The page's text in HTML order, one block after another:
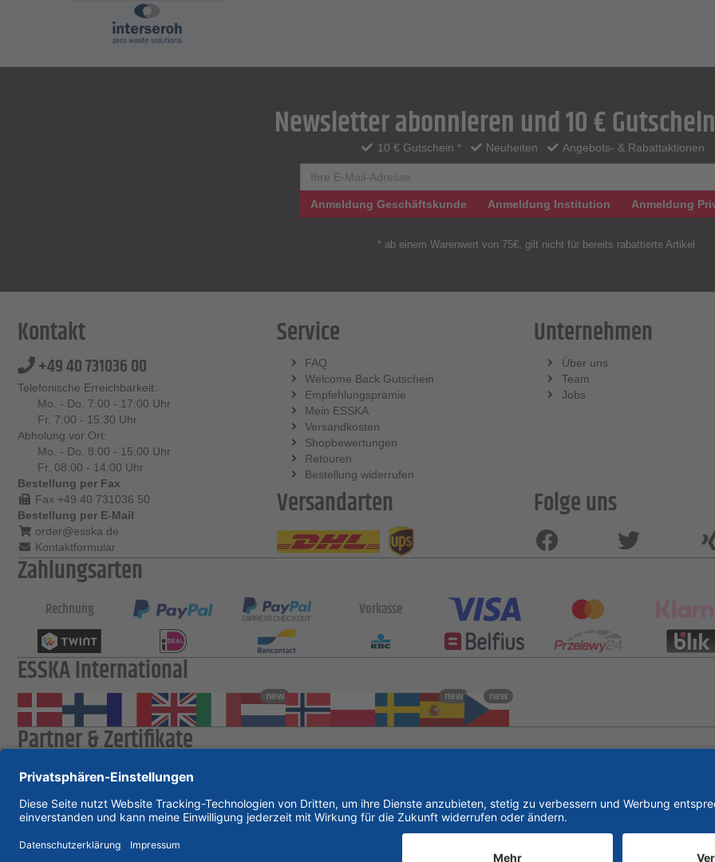
Newsletter abonnieren und 10 €
10 € Gutschein * Neuheiten Angebots- & Rabattaktionen
Anmeldung Geschäftskunde Anmeldung Institution Anmeldung
* ab einem Warenwert von 75€, gilt nicht für bereits rabattierte Artikel
Kontakt
+49 40 731036 00
Telefonische Erreichbarkeit:
Mo. - Do. 7:00 - 17:00 Uhr
Fr. 7:00 - 15:30 Uhr
Abholung vor Ort:
Mo. - Do. 8:00 - 15:00 Uhr
Fr. 08:00 - 14:00 Uhr
Bestellung per Fax
Fax +49 40 731036 50
Bestellung per E-Mail
order@esska.de
Kontaktformular
Service
FAQ
Welcome Back Gutschein
Empfehlungsprämie
Mein ESSKA
Versandkosten
Shopbewertungen
Retouren
Bestellung widerrufen
Unternehmen
Über uns
Team
Jobs
Versandarten
Folge uns
Zahlungsarten
Rechnung Vorkasse
ESSKA International
new new new
Partner & Zertifikate